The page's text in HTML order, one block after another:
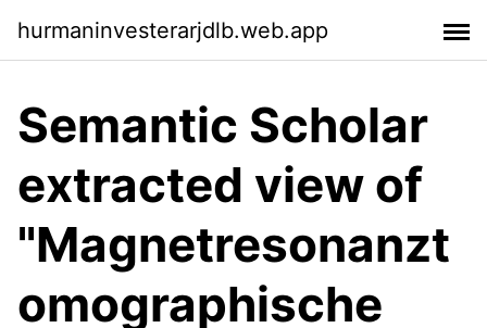
hurmaninvesterarjdlb.web.app
Semantic Scholar
extracted view of
"Magnetresonanzt
omographische